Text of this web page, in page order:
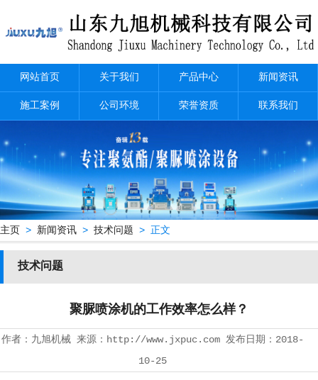
网站首页 关于我们 产品中心 新闻资讯
施工案例 公司环境 荣誉资质 联系我们
主页 > 新闻资讯 > 技术问题 > 正文
技术问题
聚脲喷涂机的工作效率怎么样？
作者：九旭机械 来源：http://www.jxpuc.com 发布日期：2018-
10-25